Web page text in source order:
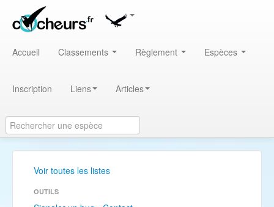
Accueil Classements Règlement Espèces
Inscription Liens Articles
Voir toutes les listes
OUTILS